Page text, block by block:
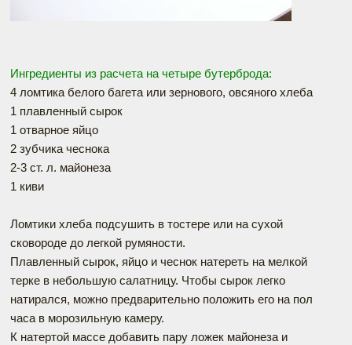
Ингредиенты из расчета на четыре бутерброда:
4 ломтика белого багета или зернового, овсяного хлеба
1 плавленный сырок
1 отварное яйцо
2 зубчика чеснока
2-3 ст. л. майонеза
1 киви
Ломтики хлеба подсушить в тостере или на сухой
сковороде до легкой румяности.
Плавленный сырок, яйцо и чеснок натереть на мелкой
терке в небольшую салатницу. Чтобы сырок легко
натирался, можно предварительно положить его на пол
часа в морозильную камеру.
К натертой массе добавить пару ложек майонеза и